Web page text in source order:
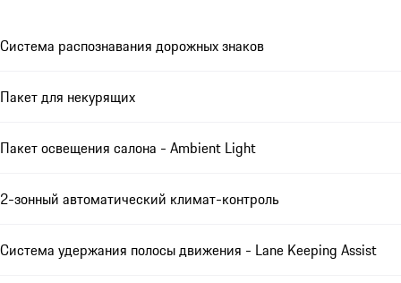
Система распознавания дорожных знаков
Пакет для некурящих
Пакет освещения салона - Ambient Light
2-зонный автоматический климат-контроль
Система удержания полосы движения - Lane Keeping Assist